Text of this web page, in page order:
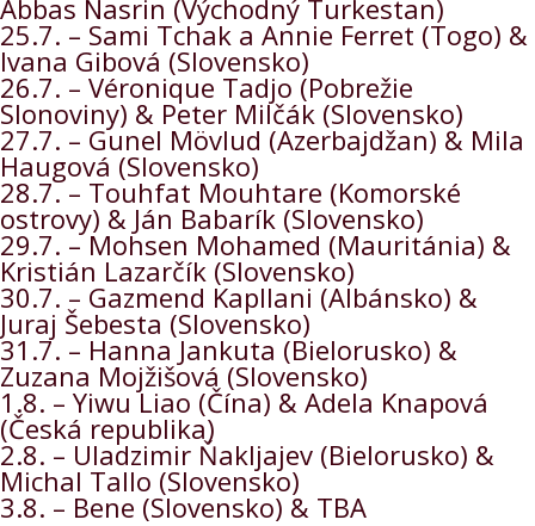
Abbas Nasrin (Východný Turkestan)
25.7. – Sami Tchak a Annie Ferret (Togo) &
Ivana Gibová (Slovensko)
26.7. – Véronique Tadjo (Pobrežie
Slonoviny) & Peter Milčák (Slovensko)
27.7. – Gunel Mövlud (Azerbajdžan) & Mila
Haugová (Slovensko)
28.7. – Touhfat Mouhtare (Komorské
ostrovy) & Ján Babarík (Slovensko)
29.7. – Mohsen Mohamed (Mauritánia) &
Kristián Lazarčík (Slovensko)
30.7. – Gazmend Kapllani (Albánsko) &
Juraj Šebesta (Slovensko)
31.7. – Hanna Jankuta (Bielorusko) &
Zuzana Mojžišová (Slovensko)
1.8. – Yiwu Liao (Čína) & Adela Knapová
(Česká republika)
2.8. – Uladzimir Ňakljajev (Bielorusko) &
Michal Tallo (Slovensko)
3.8. – Bene (Slovensko) & TBA